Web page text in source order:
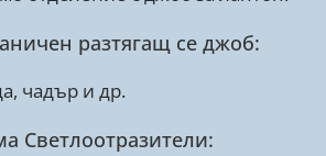
разтягащ се джоб:
чадър и др.
Светлоотразители: